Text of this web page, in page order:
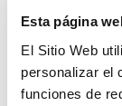
Esta página
El Sitio Web
personalizar el
funciones de
El
dentro
La